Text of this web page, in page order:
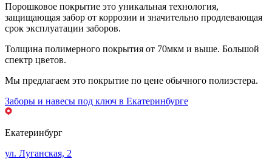
Порошковое покрытие это уникальная технология,
защищающая забор от коррозии и значительно продлевающая
срок эксплуатации заборов.
Толщина полимерного покрытия от 70мкм и выше. Большой
спектр цветов.
Мы предлагаем это покрытие по цене обычного полиэстера.
Заборы и навесы под ключ в Екатеринбурге
Екатеринбург
ул. Луганская, 2